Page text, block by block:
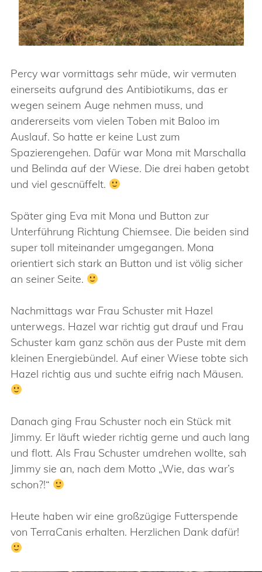
Percy war vormittags sehr müde, wir vermuten
einerseits aufgrund des Antibiotikums, das er
wegen seinem Auge nehmen muss, und
andererseits vom vielen Toben mit Baloo im
Auslauf. So hatte er keine Lust zum
Spazierengehen. Dafür war Mona mit Marschalla
und Belinda auf der Wiese. Die drei haben getobt
und viel gescnüffelt.
Später ging Eva mit Mona und Button zur
Unterführung Richtung Chiemsee. Die beiden sind
super toll miteinander umgegangen. Mona
orientiert sich stark an Button und ist völig sicher
an seiner Seite.
Nachmittags war Frau Schuster mit Hazel
unterwegs. Hazel war richtig gut drauf und Frau
Schuster kam ganz schön aus der Puste mit dem
kleinen Energiebündel. Auf einer Wiese tobte sich
Hazel richtig aus und suchte eifrig nach Mäusen.
Danach ging Frau Schuster noch ein Stück mit
Jimmy. Er läuft wieder richtig gerne und auch lang
und flott. Als Frau Schuster umdrehen wollte, sah
Jimmy sie an, nach dem Motto „Wie, das war’s
schon?!“
Heute haben wir eine großzügige Futterspende
von TerraCanis erhalten. Herzlichen Dank dafür!